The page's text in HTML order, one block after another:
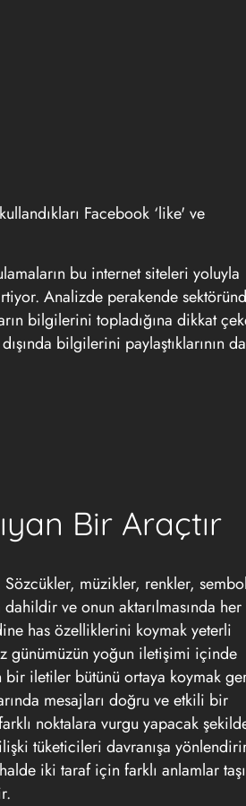
Facebook ‘like' ve
bu internet siteleri yoluyla
Analizde perakende
bilgilerini topladığına dikkat
bilgilerini paylaştıklarının da
Bir Araçtır
müzikler, renkler,
ve onun aktarılmasında her
has özelliklerini koymak yeterli
günümüzün yoğun iletişimi içinde
iletiler bütünü ortaya koymak
mesajları doğru ve etkili bir
noktalara vurgu yapacak
tüketicileri davranışa
iki taraf için farklı anlamlar